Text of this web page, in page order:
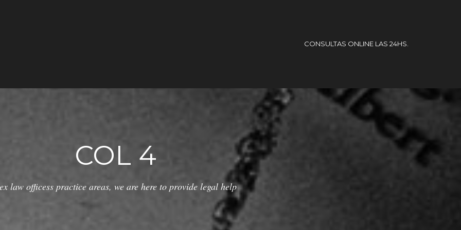
CONSULTAS ONLINE LAS 24HS.
COL 4
law officess practice areas, we are here to provide legal help